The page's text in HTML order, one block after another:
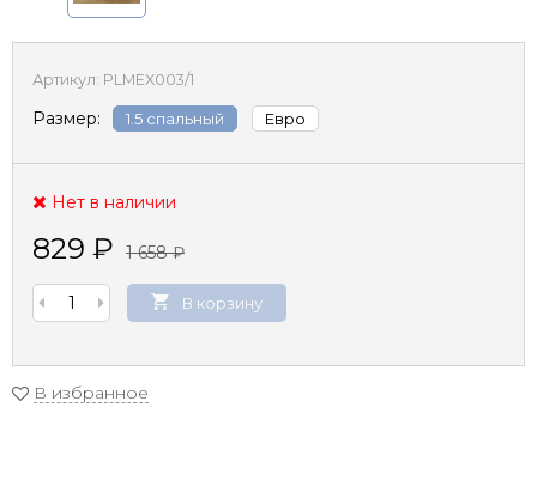
Артикул: PLMEX003/1
Размер: 1.5 спальный Евро
Нет в наличии
829 ₽ 1 658₽
В корзину
В избранное